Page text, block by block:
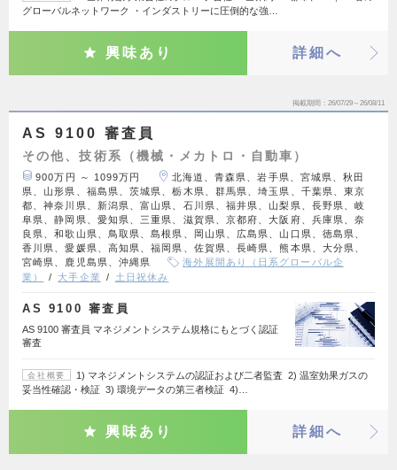
グローバルネットワーク ・インダストリーに圧倒的な強…
興味あり 詳細へ
掲載期間 26/07/29～26/08/11
AS 9100 審査員
その他、技術系（機械・メカトロ・自動車）
900万円 ～ 1099万円
北海道、青森県、岩手県、宮城県、秋田
県、山形県、福島県、茨城県、栃木県、群馬県、埼玉県、千葉県、東京
都、神奈川県、新潟県、富山県、石川県、福井県、山梨県、長野県、岐
阜県、静岡県、愛知県、三重県、滋賀県、京都府、大阪府、兵庫県、奈
良県、和歌山県、鳥取県、島根県、岡山県、広島県、山口県、徳島県、
香川県、愛媛県、高知県、福岡県、佐賀県、長崎県、熊本県、大分県、
宮崎県、鹿児島県、沖縄県
海外展開あり（日系グローバル企
業）
大手企業 土日祝休み
AS 9100 審査員
AS 9100 審査員 マネジメントシステム規格にもとづく認証
審査
会社概要
1) マネジメントシステムの認証および二者監査 2) 温室効果ガスの
妥当性確認・検証 3) 環境データの第三者検証 4)…
興味あり 詳細へ